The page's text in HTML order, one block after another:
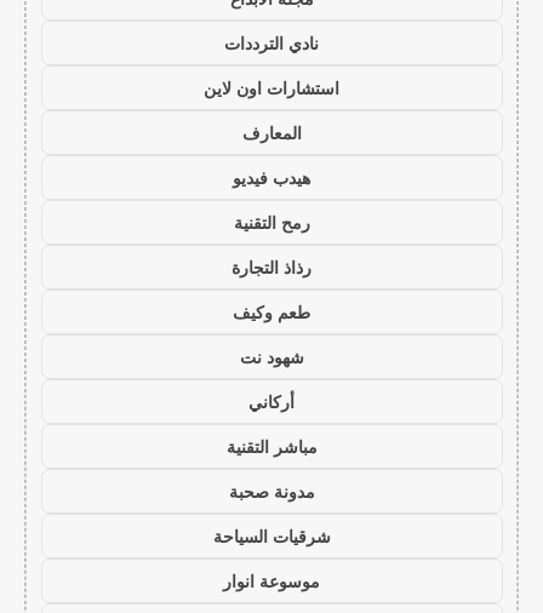
نادي الترددات
استشارات اون لاين
المعارف
هيدب فيديو
رمح التقنية
رذاذ التجارة
طعم وكيف
شهود نت
أركاني
مباشر التقنية
مدونة صحبة
شرقيات السياحة
موسوعة انوار